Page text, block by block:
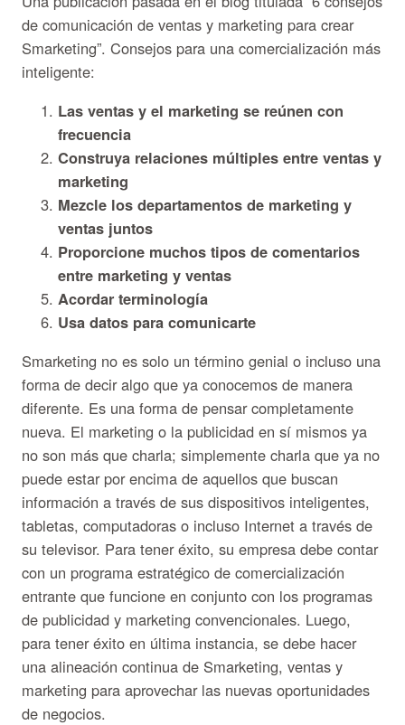
de comunicación de ventas y marketing para crear
Smarketing”. Consejos para una comercialización más
inteligente:
Las ventas y el marketing se reúnen con
frecuencia
Construya relaciones múltiples entre ventas y
marketing
Mezcle los departamentos de marketing y
ventas juntos
Proporcione muchos tipos de comentarios
entre marketing y ventas
Acordar terminología
Usa datos para comunicarte
Smarketing no es solo un término genial o incluso una
forma de decir algo que ya conocemos de manera
diferente. Es una forma de pensar completamente
nueva. El marketing o la publicidad en sí mismos ya
no son más que charla; simplemente charla que ya no
puede estar por encima de aquellos que buscan
información a través de sus dispositivos inteligentes,
tabletas, computadoras o incluso Internet a través de
su televisor. Para tener éxito, su empresa debe contar
con un programa estratégico de comercialización
entrante que funcione en conjunto con los programas
de publicidad y marketing convencionales. Luego,
para tener éxito en última instancia, se debe hacer
una alineación continua de Smarketing, ventas y
marketing para aprovechar las nuevas oportunidades
de negocios.